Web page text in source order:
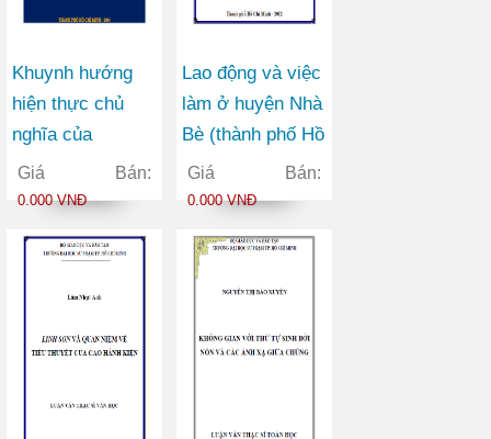
Khuynh hướng
hiện thực chủ
nghĩa của
Margaret Mitchell
trong tác phẩm
Giá Bán:
0.000 VNĐ
Lao động và việc
làm ở huyện Nhà
Bè (thành phố Hồ
Chí Minh) trong
thời kì công
đại hóa
Giá Bán:
0.000 VNĐ